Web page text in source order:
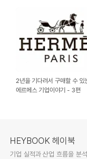
2년을 기다려서 구매할 수 있
에르메스 기업이야기 - 3편
HEYBOOK 헤이북
기업 실적과 산업 흐름을 분